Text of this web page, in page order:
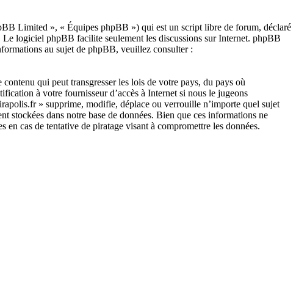
Limited », « Équipes phpBB ») qui est un script libre de forum, déclaré
Le logiciel phpBB facilite seulement les discussions sur Internet. phpBB
au sujet de phpBB, veuillez consulter :
qui peut transgresser les lois de votre pays, du pays où
à votre fournisseur d’accès à Internet si nous le jugeons
» supprime, modifie, déplace ou verrouille n’importe quel sujet
stockées dans notre base de données. Bien que ces informations ne
cas de tentative de piratage visant à compromettre les données.